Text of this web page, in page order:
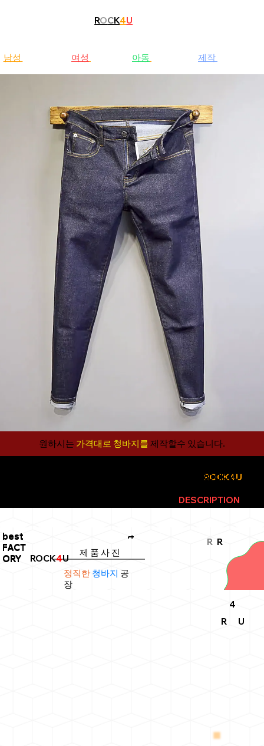
ROCK4U
남성 여성 아동 제작
원하시는 가격대로 청바지를 제작할수 있습니다.​
ROCK4U
DESCRIPTION
ROCK4U
best
FACT
ORY
R
제 품 사 진
ROCK4U
정직한 청바지 공
장
R
best
FACT
ORY
t
R
4
U